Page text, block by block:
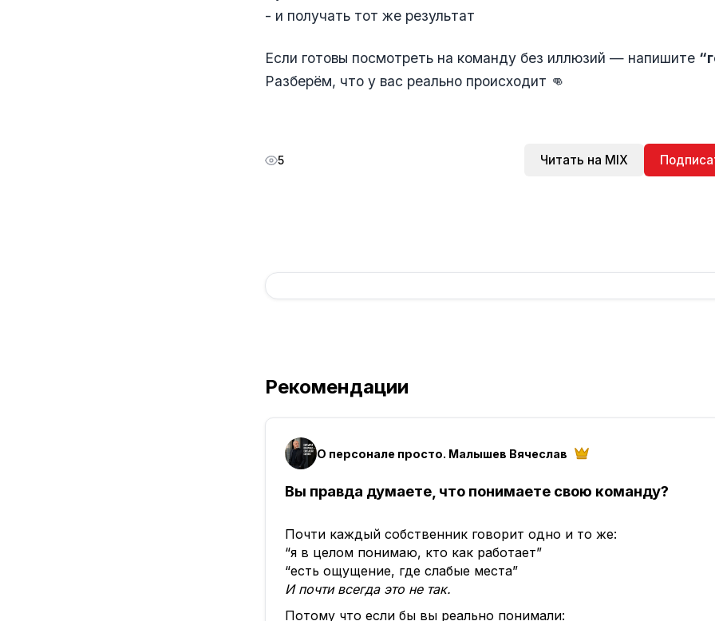
- и получать тот же результат
Если готовы посмотреть на команду без иллюзий — напишите
Разберём, что у вас реально происходит 👊
5 Читать на MIX
Рекомендации
О персонале просто. Малышев Вячеслав
Вы правда думаете, что понимаете свою команду?
Почти каждый собственник говорит одно и то же:
“я в целом понимаю, кто как работает”
“есть ощущение, где слабые места”
И почти всегда это не так.
Потому что если бы вы реально понимали: